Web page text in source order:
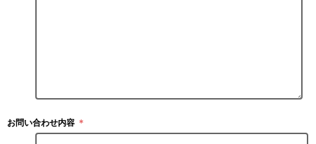
お問い合わせ内容 ＊